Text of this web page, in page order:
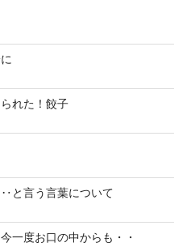
られた！餃子
と言う言葉について
一度お口の中からも・・